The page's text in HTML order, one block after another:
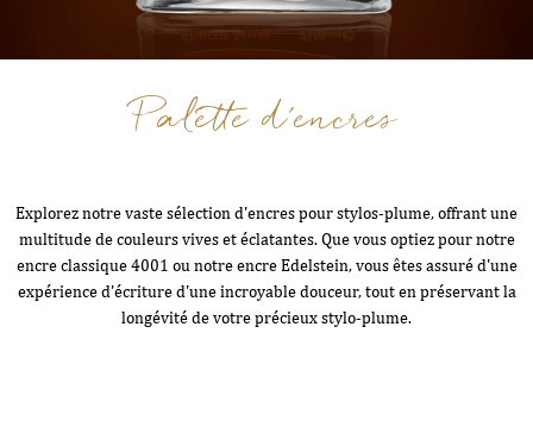
Palette d'encres
Explorez notre vaste sélection d'encres pour stylos-plume, offrant une
multitude de couleurs vives et éclatantes. Que vous optiez pour notre
encre classique 4001 ou notre encre Edelstein, vous êtes assuré d'une
expérience d'écriture d'une incroyable douceur, tout en préservant la
longévité de votre précieux stylo-plume.